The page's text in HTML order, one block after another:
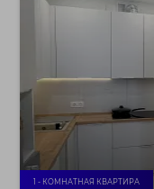
1 - КОМНАТНАЯ КВАРТИРА